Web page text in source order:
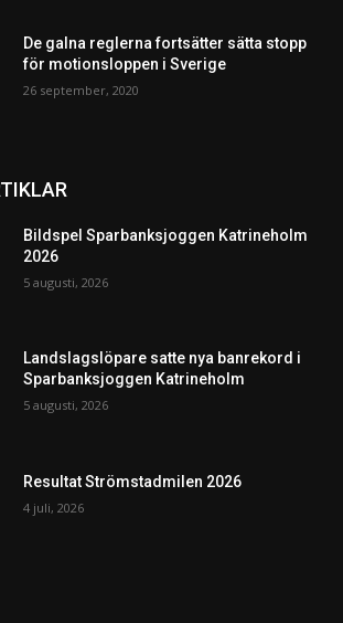
De galna reglerna fortsätter sätta stopp
för motionsloppen i Sverige
26 september, 2020
Bildspel Sparbanksjoggen Katrineholm
2026
5 augusti, 2026
Landslagslöpare satte nya banrekord i
Sparbanksjoggen Katrineholm
5 augusti, 2026
Resultat Strömstadmilen 2026
4 juli, 2026